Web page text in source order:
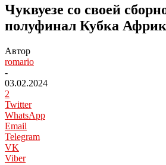
Чуквуезе со своей
полуфинал Кубка
Автор
romario
-
03.02.2024
2
Twitter
WhatsApp
Email
Telegram
VK
Viber